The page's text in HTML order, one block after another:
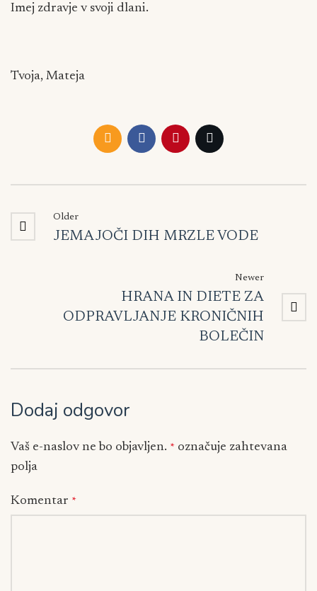
Imej zdravje v svoji dlani.
Tvoja, Mateja
Older
JEMAJOČI DIH MRZLE VODE
Newer
HRANA IN DIETE ZA
ODPRAVLJANJE KRONIČNIH
BOLEČIN
Dodaj odgovor
Vaš e-naslov ne bo objavljen. * označuje zahtevana
polja
Komentar *